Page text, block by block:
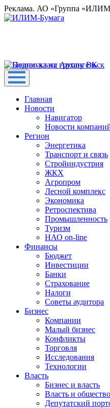
Реклама. АО «Группа
Главная
Новости
Навигатор
Новости
Регион
Энергетика
Транспорт и связь
Стройиндустрия
ЖКХ
Агропром
Лесной комплекс
Экономика
Ретроспектива
Промышленность
Туризм
НАО on-line
Финансы
Бюджет
Инвестиции
Банки
Страхование
Налоги
Советы аудитора
Бизнес
Компании
Малый бизнес
Конфликты
Торговля
Исследования
Технологии
Власть
Бизнес и власть
Власть и общество
Депутатский